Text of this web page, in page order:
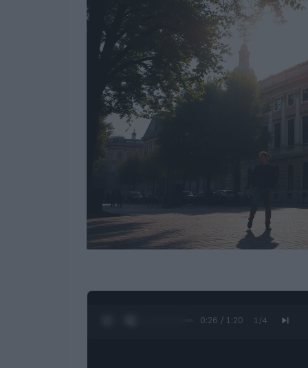
0:27 / 1:20 1 /4